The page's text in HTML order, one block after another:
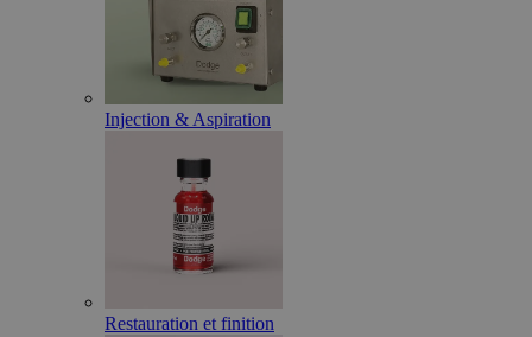
Injection & Aspiration
Restauration et finition